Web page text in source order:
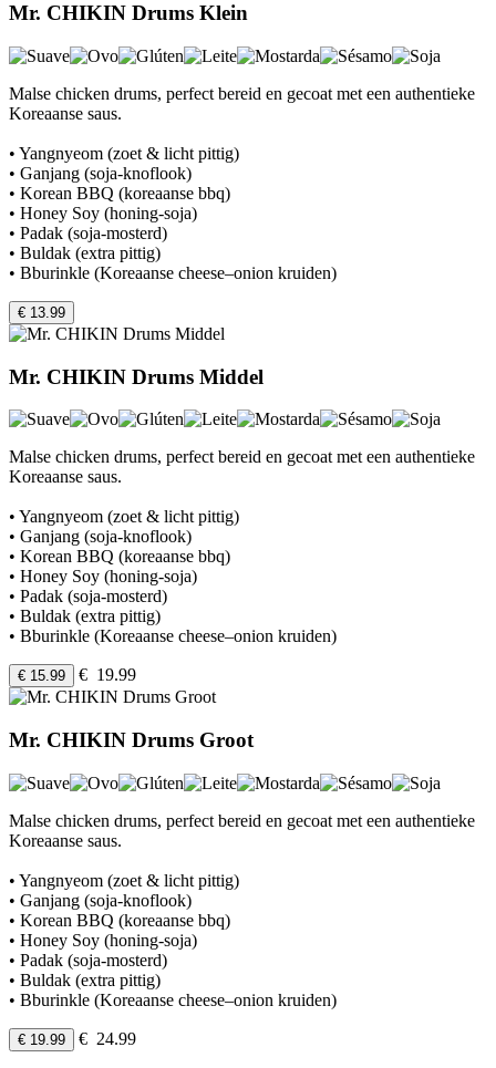
Mr. CHIKIN Drums Klein
Malse chicken drums, perfect bereid en gecoat met een authentieke
Koreaanse saus.
• Yangnyeom (zoet & licht pittig)
• Ganjang (soja-knoflook)
• Korean BBQ (koreaanse bbq)
• Honey Soy (honing-soja)
• Padak (soja-mosterd)
• Buldak (extra pittig)
• Bburinkle (Koreaanse cheese–onion kruiden)
€ 13.99
Mr. CHIKIN Drums Middel
Malse chicken drums, perfect bereid en gecoat met een authentieke
Koreaanse saus.
• Yangnyeom (zoet & licht pittig)
• Ganjang (soja-knoflook)
• Korean BBQ (koreaanse bbq)
• Honey Soy (honing-soja)
• Padak (soja-mosterd)
• Buldak (extra pittig)
• Bburinkle (Koreaanse cheese–onion kruiden)
€ 15.99 € 19.99
Mr. CHIKIN Drums Groot
Malse chicken drums, perfect bereid en gecoat met een authentieke
Koreaanse saus.
• Yangnyeom (zoet & licht pittig)
• Ganjang (soja-knoflook)
• Korean BBQ (koreaanse bbq)
• Honey Soy (honing-soja)
• Padak (soja-mosterd)
• Buldak (extra pittig)
• Bburinkle (Koreaanse cheese–onion kruiden)
€ 19.99 € 24.99